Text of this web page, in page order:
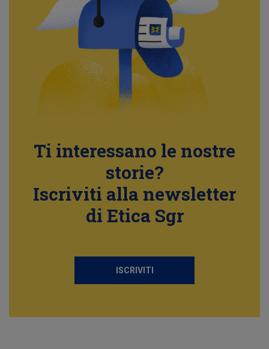
Ti interessano le nostre
storie?
Iscriviti alla newsletter
di Etica Sgr
ISCRIVITI